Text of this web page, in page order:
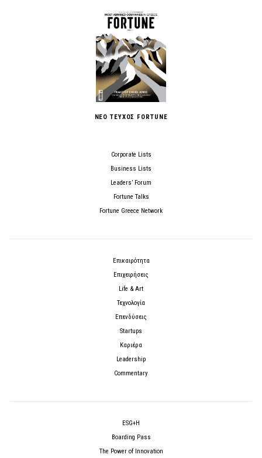
ΝΕΟ ΤΕΥΧΟΣ FORTUNE
Corporate Lists
Business Lists
Leaders’ Forum
Fortune Talks
Fortune Greece Network
Επικαιρότητα
Επιχειρήσεις
Life & Art
Τεχνολογία
Επενδύσεις
Startups
Καριέρα
Leadership
Commentary
ESG+H
Boarding Pass
The Power of Innovation